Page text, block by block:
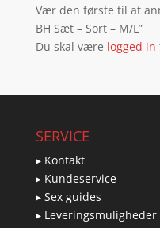
Vær den første til at
BH Sæt – Sort – M/L”
Du skal være logged in
SERVICE
▸ Kontakt
▸ Kundeservice
▸ Sex guides
▸ Leveringsmuligheder